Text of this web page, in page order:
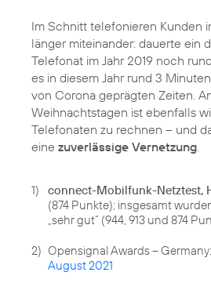
Im Schnitt telefonieren Kunden
länger miteinander: dauerte ein
Telefonat im Jahr 2019 noch
es in diesem Jahr rund 3
von Corona geprägten Zeiten.
Weihnachtstagen ist ebenfalls
Telefonaten zu rechnen – und
eine zuverlässige Vernetzung
1) connect-Mobilfunk-Netztest,
(874 Punkte); insgesamt
„sehr gut“ (944, 913 und 874
2) Opensignal Awards – Germany:
August 2021